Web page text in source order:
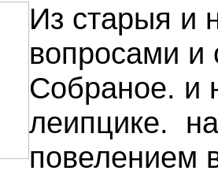
Из старыя и
вопросами и
Собраное. и
леипцике.
повелением